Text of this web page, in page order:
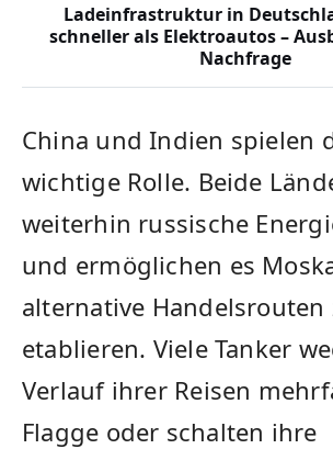
Ladeinfrastruktur in
schneller als Elektroautos –
Nachfrage
China und Indien spielen
wichtige Rolle. Beide
weiterhin russische
und ermöglichen es
alternative Handelsrouten
etablieren. Viele Tanker
Verlauf ihrer Reisen
Flagge oder schalten ihre